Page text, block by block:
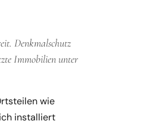
Denkmalschutz
Immobilien unter
wie
installiert